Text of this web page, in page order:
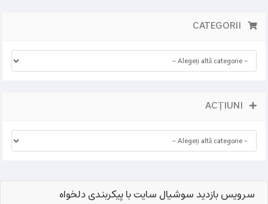
سرویس بازدید سوشیال سایت با پیکربندی دلخواه